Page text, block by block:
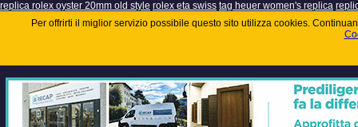
replica rolex oyster 20mm old style rolex eta swiss tag heuer women's replica
Per offrirti il miglior servizio possibile questo sito utilizza cookies.